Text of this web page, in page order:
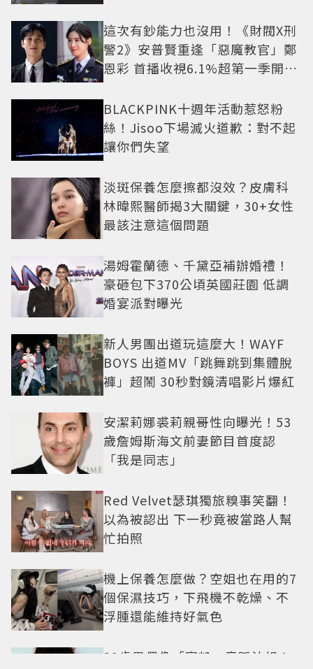
這次有鈔能力也沒用！《財閥X刑
警2》安普賢重逢「惡魔教官」鄭
恩彩 首播收視6.1%超第一季開紅
BLACKPINK十週年活動惹怒粉
絲！Jisoo下場滅火道歉：對不起
讓你們失望
淡斑保養怎麼擦都沒效？皮膚科
林暐熙醫師揭3大關鍵，30+女性
最該注意這個問題
湯姆霍蘭德、千黛亞補辦婚禮！
豪砸包下370公頃英國莊園 低調
婚宴派對曝光
新人男團出道玩這麼大！WAYF
BOYS 出道MV「跳舞跳到集體脫
褲」超鬧 30秒對鏡清唱影片爆紅
安潔莉娜裘莉親哥性向曝光！53
歲詹姆斯海文前妻節目首度認
「我是同志」
Red Velvet瑟琪獨旅糗事笑翻！
以為被認出 下一秒竟被當路人幫
忙拍照
機上保養怎麼做？空姐也在用的7
個保濕技巧，下飛機不乾燥、不
浮腫還能維持好氣色
29歲男偶像「寵粉」竟踩法規！